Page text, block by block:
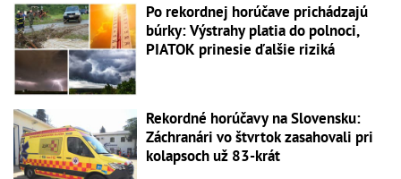
Po rekordnej horúčave prichádzajú
búrky: Výstrahy platia do polnoci,
PIATOK prinesie ďalšie riziká
Rekordné horúčavy na Slovensku:
Záchranári vo štvrtok zasahovali pri
kolapsoch už 83-krát